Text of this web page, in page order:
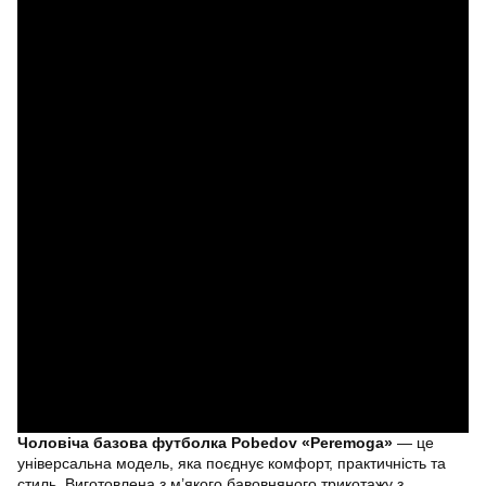
Чоловіча базова футболка Pobedov «Peremoga» — це
універсальна модель, яка поєднує комфорт, практичність та